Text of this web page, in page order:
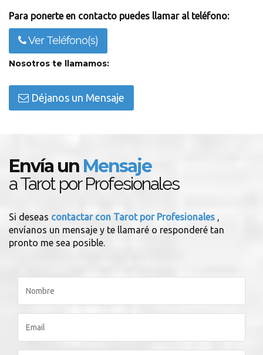
Para ponerte en contacto puedes llamar al teléfono:
Ver Teléfono(s)
Nosotros te llamamos:
Déjanos un Mensaje
Envía un Mensaje
a Tarot por Profesionales
Si deseas contactar con Tarot por Profesionales ,
envíanos un mensaje y te llamaré o responderé tan
pronto me sea posible.